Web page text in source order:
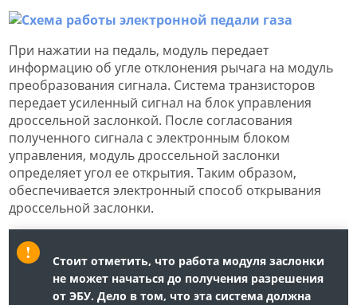
При нажатии на педаль, модуль передает
информацию об угле отклонения рычага на модуль
преобразования сигнала. Система транзисторов
передает усиленный сигнал на блок управления
дроссельной заслонкой. После согласования
полученного сигнала с электронным блоком
управления, модуль дроссельной заслонки
определяет угол ее открытия. Таким образом,
обеспечивается электронный способ открывания
дроссельной заслонки.
Стоит отметить, что работа модуля заслонки
не может начаться до получения разрешения
от ЭБУ. Дело в том, что эта система должна